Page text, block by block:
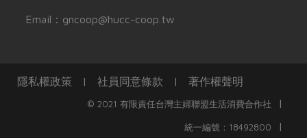
Email：gncoop@hucc-coop.tw
隱私權政策 | 社員同意條款 | 著作權聲明
© 2021 有限責任台灣主婦聯盟生活消費合作社 |
統一編號：18492800 |